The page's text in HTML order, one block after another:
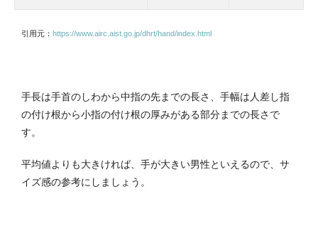
引用元： https://www.airc.aist.go.jp/dhrt/hand/index.html
手長は手首のしわから中指の先までの長さ、手幅は人差し指
の付け根から小指の付け根の厚みがある部分までの長さで
す。
平均値よりも大きければ、手が大きい男性といえるので、サ
イズ感の参考にしましょう。